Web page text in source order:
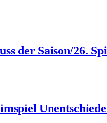
der Saison/26.